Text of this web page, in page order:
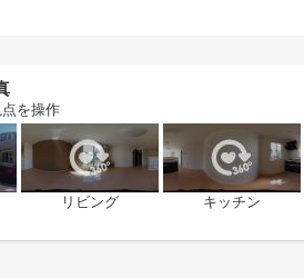
を操作
リビング キッチン